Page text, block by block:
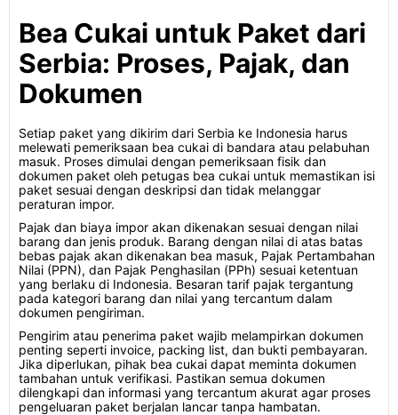
Bea Cukai untuk Paket dari
Serbia: Proses, Pajak, dan
Dokumen
Setiap paket yang dikirim dari Serbia ke Indonesia harus
melewati pemeriksaan bea cukai di bandara atau pelabuhan
masuk. Proses dimulai dengan pemeriksaan fisik dan
dokumen paket oleh petugas bea cukai untuk memastikan isi
paket sesuai dengan deskripsi dan tidak melanggar
peraturan impor.
Pajak dan biaya impor akan dikenakan sesuai dengan nilai
barang dan jenis produk. Barang dengan nilai di atas batas
bebas pajak akan dikenakan bea masuk, Pajak Pertambahan
Nilai (PPN), dan Pajak Penghasilan (PPh) sesuai ketentuan
yang berlaku di Indonesia. Besaran tarif pajak tergantung
pada kategori barang dan nilai yang tercantum dalam
dokumen pengiriman.
Pengirim atau penerima paket wajib melampirkan dokumen
penting seperti invoice, packing list, dan bukti pembayaran.
Jika diperlukan, pihak bea cukai dapat meminta dokumen
tambahan untuk verifikasi. Pastikan semua dokumen
dilengkapi dan informasi yang tercantum akurat agar proses
pengeluaran paket berjalan lancar tanpa hambatan.